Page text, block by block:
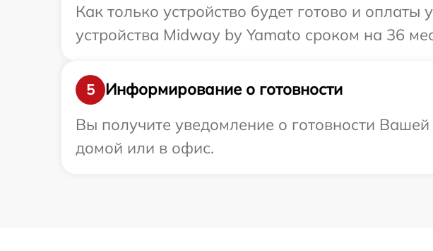
Как только устройство будет готово и
устройства Midway by Yamato сроком на 36
5
Информирование о готовности
Вы получите уведомление о готовности
домой или в офис.